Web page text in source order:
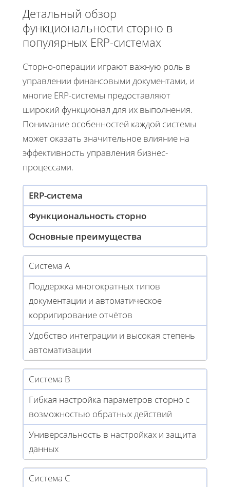
Детальный обзор
функциональности сторно в
популярных ERP-системах
Сторно-операции играют важную роль в
управлении финансовыми документами, и
многие ERP-системы предоставляют
широкий функционал для их выполнения.
Понимание особенностей каждой системы
может оказать значительное влияние на
эффективность управления бизнес-
процессами.
ERP-система
Функциональность сторно
Основные преимущества
Система A
Поддержка многократных типов
документации и автоматическое
корригирование отчётов
Удобство интеграции и высокая степень
автоматизации
Система B
Гибкая настройка параметров сторно с
возможностью обратных действий
Универсальность в настройках и защита
данных
Система C